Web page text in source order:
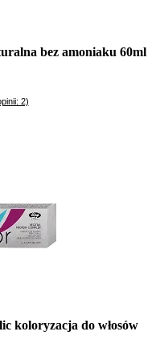
bez amoniaku 60ml
2)
koloryzacja do włosów